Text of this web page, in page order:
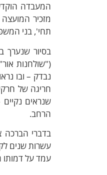
המעבדה
מזכיר
תחי', בני
בסיור שנערך
("שולחנות
נבדק – ובו
חריגה של
שנראים
הרחב.
בדברי הברכה
עשרות שנים
עמד על דמותו